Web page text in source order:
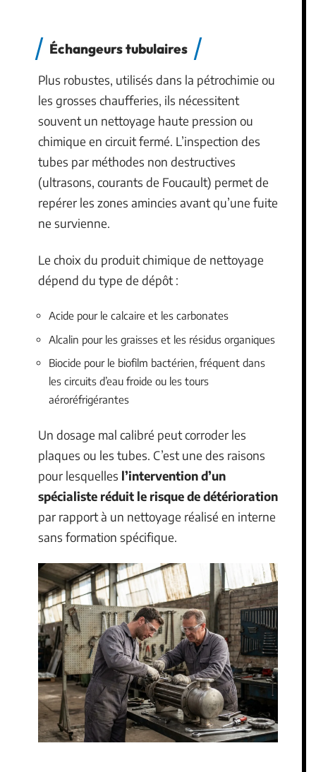
Échangeurs tubulaires
Plus robustes, utilisés dans la pétrochimie ou
les grosses chaufferies, ils nécessitent
souvent un nettoyage haute pression ou
chimique en circuit fermé. L’inspection des
tubes par méthodes non destructives
(ultrasons, courants de Foucault) permet de
repérer les zones amincies avant qu’une fuite
ne survienne.
Le choix du produit chimique de nettoyage
dépend du type de dépôt :
Acide pour le calcaire et les carbonates
Alcalin pour les graisses et les résidus organiques
Biocide pour le biofilm bactérien, fréquent dans
les circuits d’eau froide ou les tours
aéroréfrigérantes
Un dosage mal calibré peut corroder les
plaques ou les tubes. C’est une des raisons
pour lesquelles l’intervention d’un
spécialiste réduit le risque de détérioration
par rapport à un nettoyage réalisé en interne
sans formation spécifique.